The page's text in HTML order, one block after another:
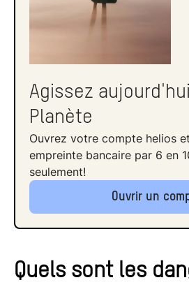
23:58:00
2023
23:58:30
2024
23:58:30
de minuit)
2018
Tensions nucléaires et
2023
Conflits géopolitiques,
2024
Agissez
Planète
Ouvrez votre compte helios
empreinte bancaire par 6 en
seulement!
Ouvrir un
Quels sont les